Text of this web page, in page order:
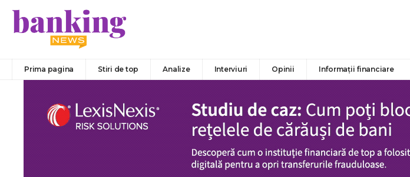
Prima pagina Stiri de top Analize Interviuri Opinii Informații financiare